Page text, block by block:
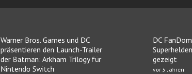
Warner Bros. Games und DC
präsentieren den Launch-Trailer
der Batman: Arkham Trilogy für
Nintendo Switch
DC
gezeigt
vor 5 Jahren